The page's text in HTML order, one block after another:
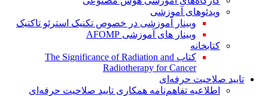
ویدئوهای آموزشی
وبینار آموزشی در خصوص تکنیک استرئو تاکتیک
وبینار های آموزشی AFOMP
کتابخانه
کتاب The Significance of Radiation and
Radiotherapy for Cancer
تایید صلاحیت حرفه‌ای
اطلاعیه تفاهم‌نامه همکاری تایید صلاحیت حرفه‌ای